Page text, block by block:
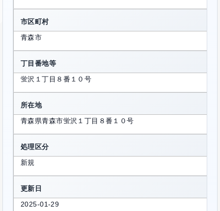
市区町村
青森市
丁目番地等
蛍沢１丁目８番１０号
所在地
青森県青森市蛍沢１丁目８番１０号
処理区分
新規
更新日
2025-01-29